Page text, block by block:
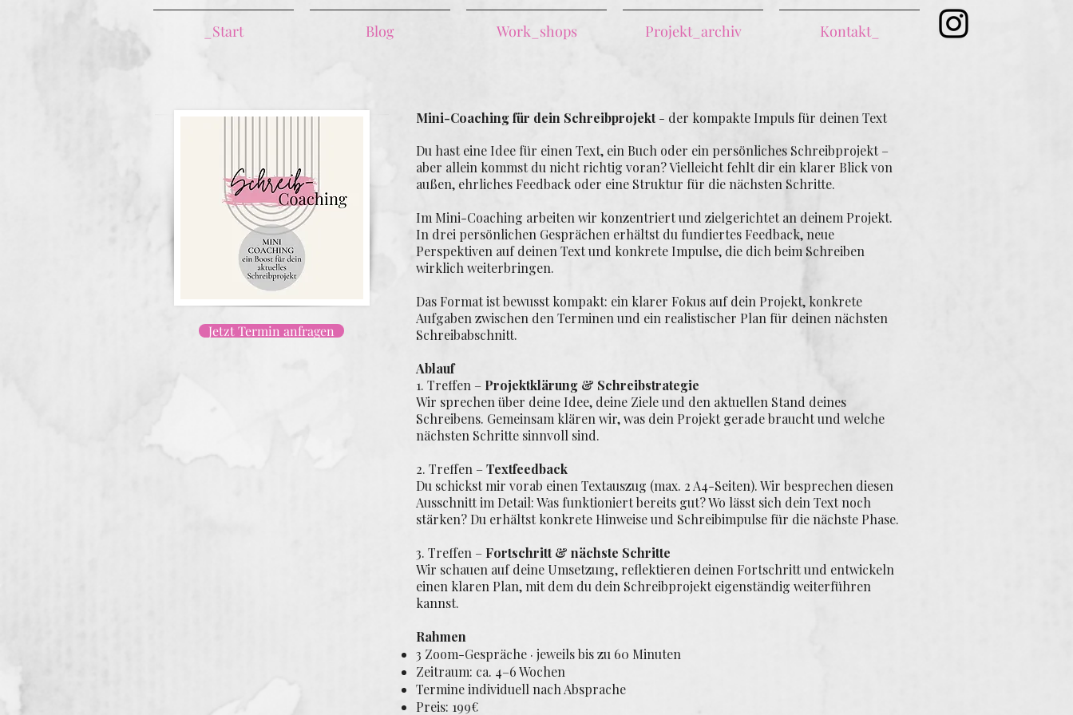
_Start Blog Work_shops Projekt_archiv Kontakt_
Jetzt Termin anfragen
Mini-Coaching für dein Schreibprojekt- der kompakte Impuls für deinen Text
Du hast eine Idee für einen Text, ein Buch oder ein persönliches Schreibprojekt –
aber allein kommst du nicht richtig voran? Vielleicht fehlt dir ein klarer Blick von
außen, ehrliches Feedback oder eine Struktur für die nächsten Schritte.
Im Mini-Coaching arbeiten wir konzentriert und zielgerichtet an deinem Projekt.
In drei persönlichen Gesprächen erhältst du fundiertes Feedback, neue
Perspektiven auf deinen Text und konkrete Impulse, die dich beim Schreiben
wirklich weiterbringen.
Das Format ist bewusst kompakt: ein klarer Fokus auf dein Projekt, konkrete
Aufgaben zwischen den Terminen und ein realistischer Plan für deinen nächsten
Schreibabschnitt.
Ablauf
1. Treffen – Projektklärung & Schreibstrategie
Wir sprechen über deine Idee, deine Ziele und den aktuellen Stand deines
Schreibens. Gemeinsam klären wir, was dein Projekt gerade braucht und welche
nächsten Schritte sinnvoll sind.
2. Treffen –Textfeedback
Du schickst mir vorab einen Textauszug (max. 2 A4-Seiten). Wir besprechen diesen
Ausschnitt im Detail: Was funktioniert bereits gut? Wo lässt sich dein Text noch
stärken? Du erhältst konkrete Hinweise und Schreibimpulse für die nächste Phase.
3. Treffen – Fortschritt & nächste Schritte
Wir schauen auf deine Umsetzung, reflektieren deinen Fortschritt und entwickeln
einen klaren Plan, mit dem du dein Schreibprojekt eigenständig weiterführen
kannst.
Rahmen
3 Zoom-Gespräche · jeweils bis zu 60 Minuten
Zeitraum: ca. 4–6 Wochen
Termine individuell nach Absprache
Preis: 199€